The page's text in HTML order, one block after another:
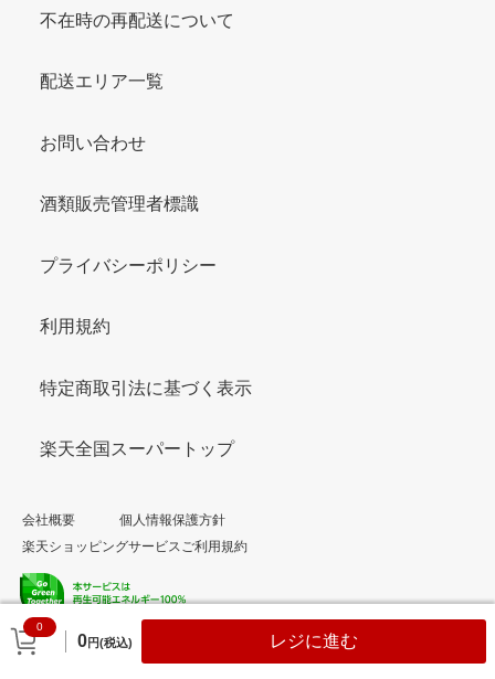
0
0円(税込) レジに進む
不在時の再配送について
配送エリア一覧
お問い合わせ
酒類販売管理者標識
プライバシーポリシー
利用規約
特定商取引法に基づく表示
楽天全国スーパートップ
会社概要
個人情報保護方針
楽天ショッピングサービスご利用規約
© Rakuten Group, Inc.